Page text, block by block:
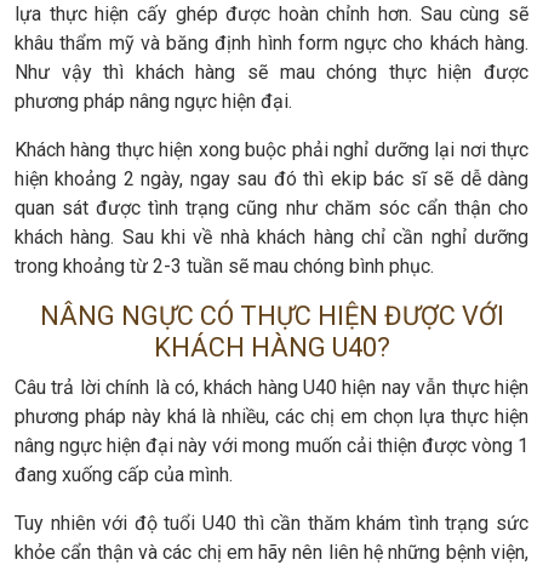
lựa thực hiện cấy ghép được hoàn chỉnh hơn. Sau cùng sẽ
khâu thẩm mỹ và băng định hình form ngực cho khách hàng.
Như vậy thì khách hàng sẽ mau chóng thực hiện được
phương pháp nâng ngực hiện đại.
Khách hàng thực hiện xong buộc phải nghỉ dưỡng lại nơi thực
hiện khoảng 2 ngày, ngay sau đó thì ekip bác sĩ sẽ dễ dàng
quan sát được tình trạng cũng như chăm sóc cẩn thận cho
khách hàng. Sau khi về nhà khách hàng chỉ cần nghỉ dưỡng
trong khoảng từ 2-3 tuần sẽ mau chóng bình phục.
NÂNG NGỰC CÓ THỰC HIỆN ĐƯỢC VỚI
KHÁCH HÀNG U40?
Câu trả lời chính là có, khách hàng U40 hiện nay vẫn thực hiện
phương pháp này khá là nhiều, các chị em chọn lựa thực hiện
nâng ngực hiện đại này với mong muốn cải thiện được vòng 1
đang xuống cấp của mình.
Tuy nhiên với độ tuổi U40 thì cần thăm khám tình trạng sức
khỏe cẩn thận và các chị em hãy nên liên hệ những bệnh viện,